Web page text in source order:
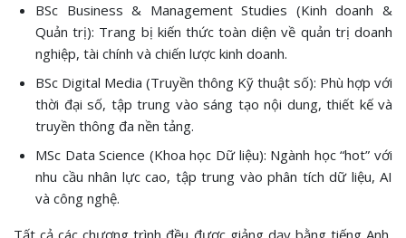
BSc Business & Management Studies (Kinh doanh &
Quản trị): Trang bị kiến thức toàn diện về quản trị doanh
nghiệp, tài chính và chiến lược kinh doanh.
BSc Digital Media (Truyền thông Kỹ thuật số): Phù hợp với
thời đại số, tập trung vào sáng tạo nội dung, thiết kế và
truyền thông đa nền tảng.
MSc Data Science (Khoa học Dữ liệu): Ngành học “hot” với
nhu cầu nhân lực cao, tập trung vào phân tích dữ liệu, AI
và công nghệ.